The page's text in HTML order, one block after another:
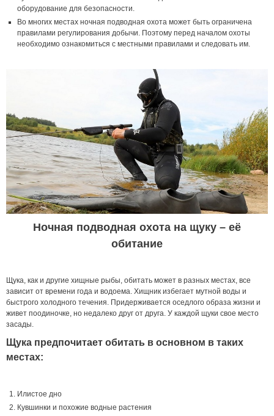
оборудование для безопасности.
Во многих местах ночная подводная охота может быть ограничена
правилами регулирования добычи. Поэтому перед началом охоты
необходимо ознакомиться с местными правилами и следовать им.
Ночная подводная охота на щуку – её
обитание
Щука, как и другие хищные рыбы, обитать может в разных местах, все
зависит от времени года и водоема. Хищник избегает мутной воды и
быстрого холодного течения. Придерживается оседлого образа жизни и
живет поодиночке, но недалеко друг от друга. У каждой щуки свое место
засады.
Щука предпочитает обитать в основном в таких
местах:
Илистое дно
Кувшинки и похожие водные растения